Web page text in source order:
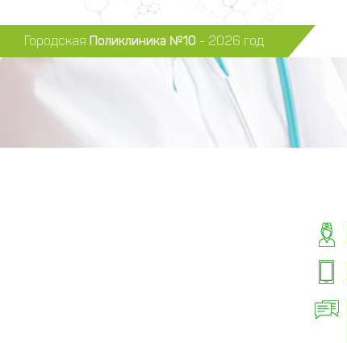
Городская Поликлиника №10 - 2026 год